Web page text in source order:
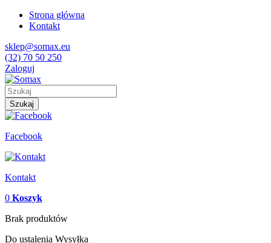
Strona główna
Kontakt
sklep@somax.eu
(32) 70 50 250
Zaloguj
Szukaj
Facebook
Kontakt
0 Koszyk
Brak produktów
Do ustalenia Wysyłka